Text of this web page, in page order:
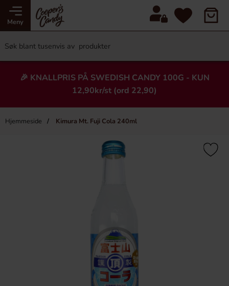
Meny
🎉 KNALLPRIS PÅ SWEDISH CANDY 100G - KUN
12,90kr/st (ord 22,90)
Hjemmeside Kimura Mt. Fuji Cola 240ml
Heading
×